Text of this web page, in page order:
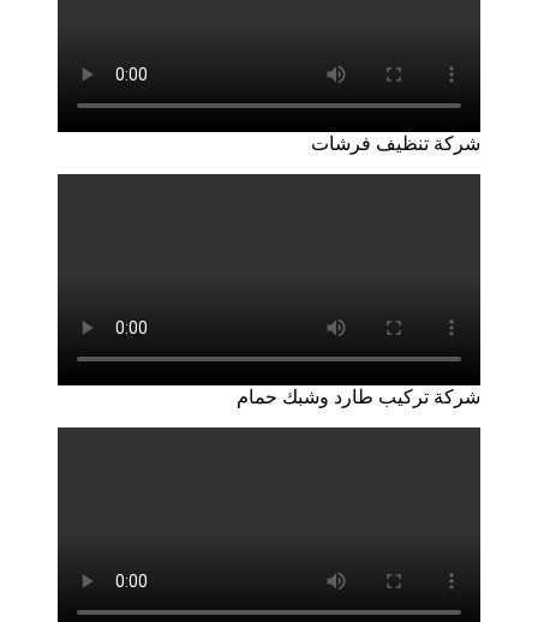
شركة تنظيف فرشات
شركة تركيب طارد وشبك حمام